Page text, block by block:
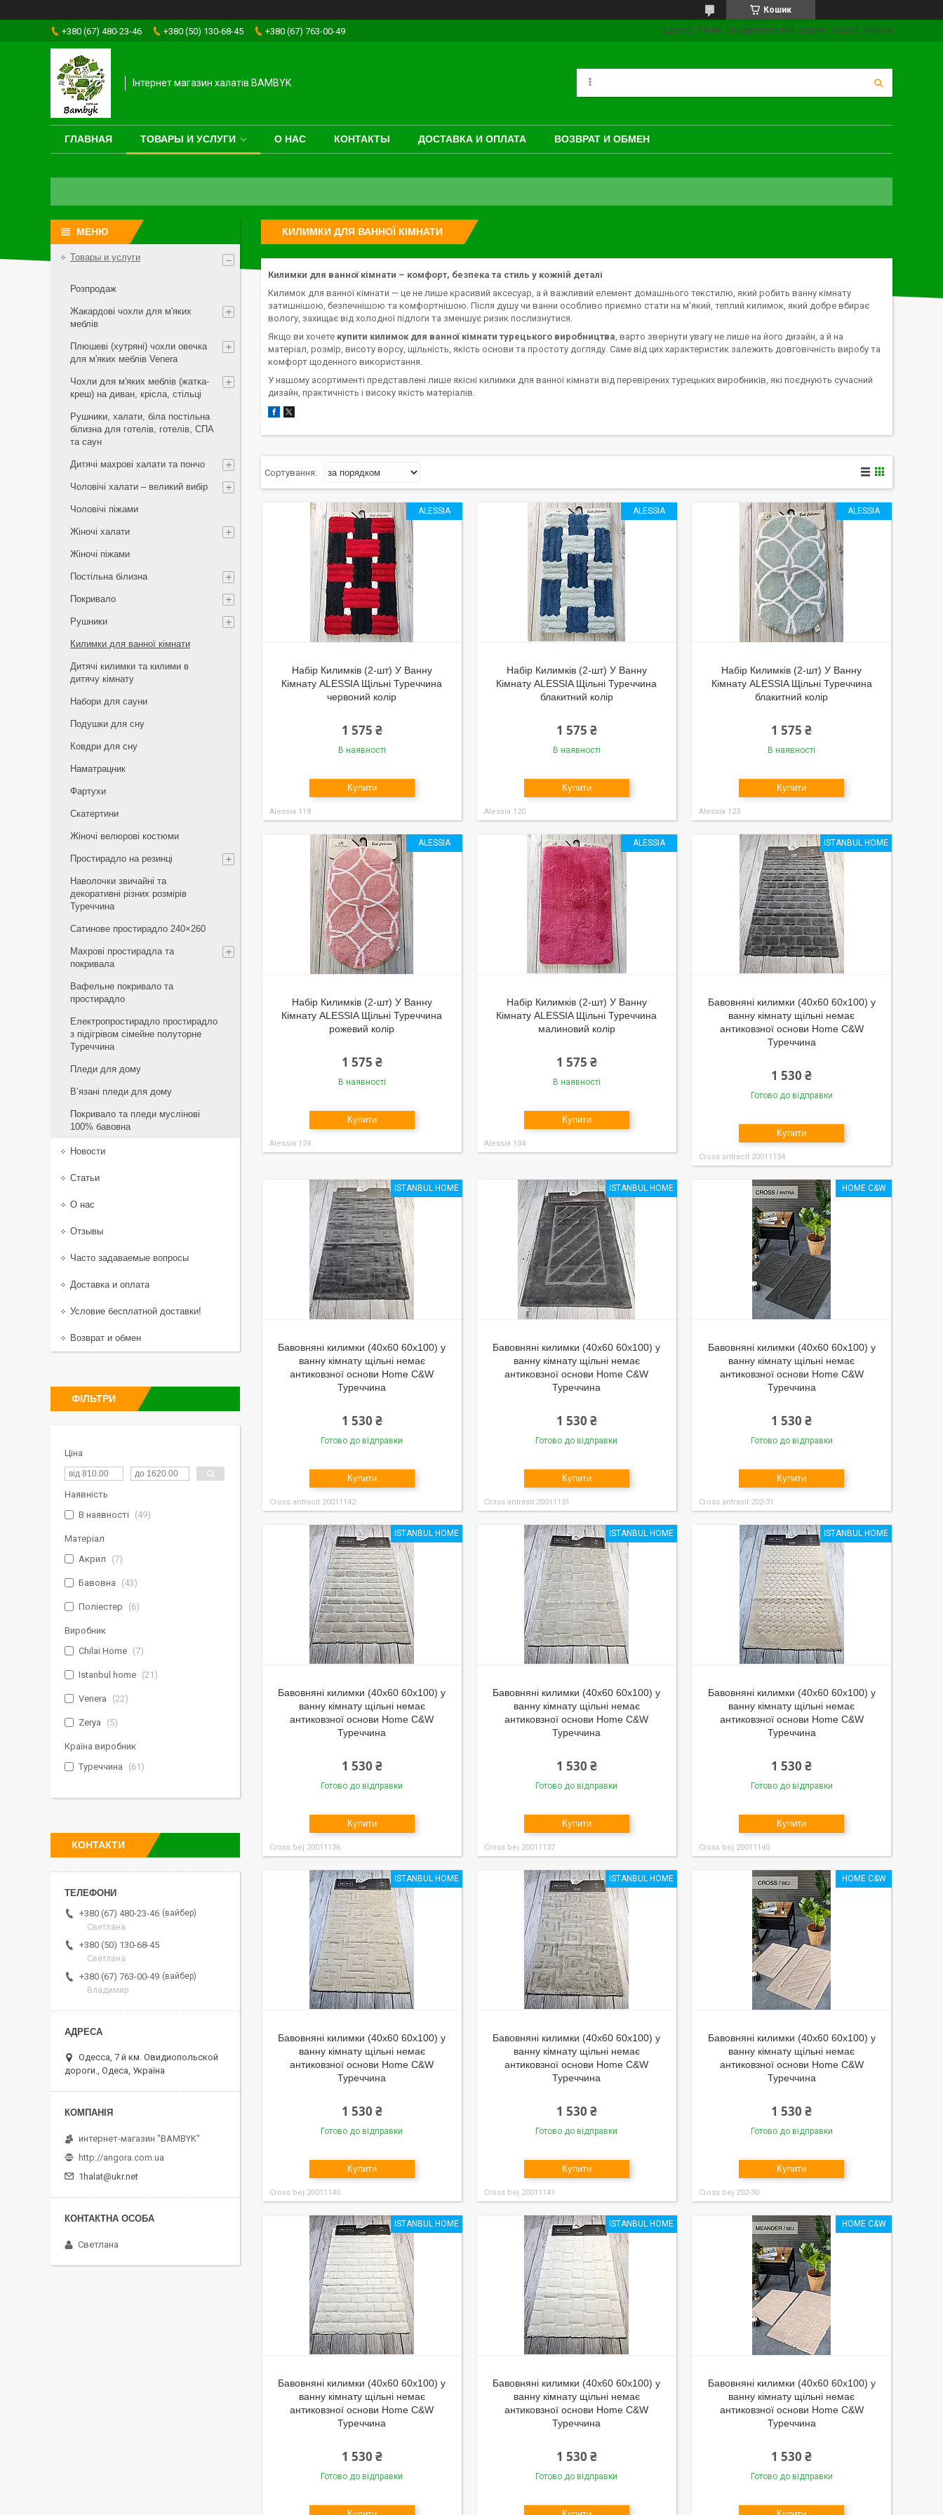
Кошик
+380 (67) 480-23-46 +380 (50) 130-68-45 +380 (67) 763-00-49 Одесса, 7 й км. Овидиопольской дороги., Одеса, Україна
Інтернет магазин халатів BAMBYK
ГЛАВНАЯ ТОВАРЫ И УСЛУГИ О НАС КОНТАКТЫ ДОСТАВКА И ОПЛАТА ВОЗВРАТ И ОБМЕН
КИЛИМКИ ДЛЯ ВАННОЇ КІМНАТИ
Килимки для ванної кімнати – комфорт, безпека та стиль у кожній деталі
Килимок для ванної кімнати — це не лише красивий аксесуар, а й важливий елемент домашнього текстилю, який робить ванну кімнату
затишнішою, безпечнішою та комфортнішою. Після душу чи ванни особливо приємно стати на м'який, теплий килимок, який добре вбирає
вологу, захищає від холодної підлоги та зменшує ризик послизнутися.
Якщо ви хочете купити килимок для ванної кімнати турецького виробництва, варто звернути увагу не лише на його дизайн, а й на
матеріал, розмір, висоту ворсу, щільність, якість основи та простоту догляду. Саме від цих характеристик залежить довговічність виробу та
комфорт щоденного використання.
У нашому асортименті представлені лише якісні килимки для ванної кімнати від перевірених турецьких виробників, які поєднують сучасний
дизайн, практичність і високу якість матеріалів.
ALESSIA
Набір Килимків (2-шт) У Ванну
Кімнату ALESSIA Щільні Туреччина
червоний колір
1 575 ₴
В наявності
Купити
Alessia 118
ALESSIA
Набір Килимків (2-шт) У Ванну
Кімнату ALESSIA Щільні Туреччина
блакитний колір
1 575 ₴
В наявності
Купити
Alessia 120
ALESSIA
Набір Килимків (2-шт) У Ванну
Кімнату ALESSIA Щільні Туреччина
блакитний колір
1 575 ₴
В наявності
Купити
Alessia 123
ALESSIA
Набір Килимків (2-шт) У Ванну
Кімнату ALESSIA Щільні Туреччина
рожевий колір
1 575 ₴
В наявності
Купити
Alessia 124
ALESSIA
Набір Килимків (2-шт) У Ванну
Кімнату ALESSIA Щільні Туреччина
малиновий колір
1 575 ₴
В наявності
Купити
Alessia 134
ISTANBUL HOME
Бавовняні килимки (40x60 60x100) у
ванну кімнату щільні немає
антиковзної основи Home C&W
Туреччина
1 530 ₴
Готово до відправки
Купити
Cross antracit 20011134
ISTANBUL HOME
Бавовняні килимки (40x60 60x100) у
ванну кімнату щільні немає
антиковзної основи Home C&W
Туреччина
1 530 ₴
Готово до відправки
Купити
Cross antracit 20011142
ISTANBUL HOME
Бавовняні килимки (40x60 60x100) у
ванну кімнату щільні немає
антиковзної основи Home C&W
Туреччина
1 530 ₴
Готово до відправки
Купити
Cross antrasit 20011131
HOME C&W
Бавовняні килимки (40x60 60x100) у
ванну кімнату щільні немає
антиковзної основи Home C&W
Туреччина
1 530 ₴
Готово до відправки
Купити
Cross antrasit 202-31
ISTANBUL HOME
Бавовняні килимки (40x60 60x100) у
ванну кімнату щільні немає
антиковзної основи Home C&W
Туреччина
1 530 ₴
Готово до відправки
Купити
Cross bej 20011136
ISTANBUL HOME
Бавовняні килимки (40x60 60x100) у
ванну кімнату щільні немає
антиковзної основи Home C&W
Туреччина
1 530 ₴
Готово до відправки
Купити
Cross bej 20011137
ISTANBUL HOME
Бавовняні килимки (40x60 60x100) у
ванну кімнату щільні немає
антиковзної основи Home C&W
Туреччина
1 530 ₴
Готово до відправки
Купити
Cross bej 20011140
ISTANBUL HOME
Бавовняні килимки (40x60 60x100) у
ванну кімнату щільні немає
антиковзної основи Home C&W
Туреччина
1 530 ₴
Готово до відправки
Купити
Cross bej 20011140
ISTANBUL HOME
Бавовняні килимки (40x60 60x100) у
ванну кімнату щільні немає
антиковзної основи Home C&W
Туреччина
1 530 ₴
Готово до відправки
Купити
Cross bej 20011141
HOME C&W
Бавовняні килимки (40x60 60x100) у
ванну кімнату щільні немає
антиковзної основи Home C&W
Туреччина
1 530 ₴
Готово до відправки
Купити
Cross bej 202-30
ISTANBUL HOME
Бавовняні килимки (40x60 60x100) у
ванну кімнату щільні немає
антиковзної основи Home C&W
Туреччина
1 530 ₴
Готово до відправки
ISTANBUL HOME
Бавовняні килимки (40x60 60x100) у
ванну кімнату щільні немає
антиковзної основи Home C&W
Туреччина
1 530 ₴
Готово до відправки
HOME C&W
Бавовняні килимки (40x60 60x100) у
ванну кімнату щільні немає
антиковзної основи Home C&W
Туреччина
1 530 ₴
Готово до відправки
Товары и услуги
Розпродаж
Жакардові чохли для м'яких
меблів
Плюшеві (хутряні) чохли овечка
для м'яких меблів Venera
Чохли для м'яких меблів (жатка-
креш) на диван, крісла, стільці
Рушники, халати, біла постільна
білизна для готелів, готелів, СПА
та саун
Дитячі махрові халати та пончо
Чоловічі халати – великий вибір
Чоловічі піжами
Жіночі халати
Жіночі піжами
Постільна білизна
Покривало
Рушники
Килимки для ванної кімнати
Дитячі килимки та килими в
дитячу кімнату
Набори для сауни
Подушки для сну
Ковдри для сну
Наматрацник
Фартухи
Скатертини
Жіночі велюрові костюми
Простирадло на резинці
Наволочки звичайні та
декоративні різних розмірів
Туреччина
Сатинове простирадло 240×260
Махрові простирадла та
покривала
Вафельне покривало та
простирадло
Електропростирадло простирадло
з підігрівом сімейне полуторне
Туреччина
Пледи для дому
В’язані пледи для дому
Покривало та пледи муслінові
100% бавовна
Новости
Статьи
О нас
Отзывы
Часто задаваемые вопросы
Доставка и оплата
Условие бесплатной доставки!
Возврат и обмен
ФІЛЬТРИ
Ціна
Наявність
В наявності
49
Матеріал
Акрил
7
Бавовна 43
Поліестер 6
Виробник
Chilai Home
7
Istanbul home 21
Venera 22
Zerya 5
Країна виробник
Туреччина
61
КОНТАКТИ
+380 (67) 480-23-46
вайбер
Светлана
+380 (50) 130-68-45
Светлана
+380 (67) 763-00-49
вайбер
Владимир
Одесса, 7 й км. Овидиопольской
дороги., Одеса, Україна
интернет-магазин "BAMBYK"
http://angora.com.ua
1halat@ukr.net
Светлана